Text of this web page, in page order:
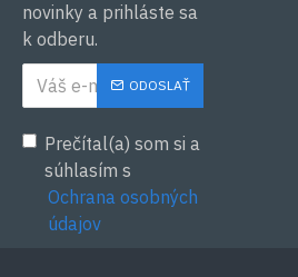
novinky a prihláste sa
k odberu.
ODOSLAŤ
Prečítal(a) som si a
súhlasím s
Ochrana osobných
údajov